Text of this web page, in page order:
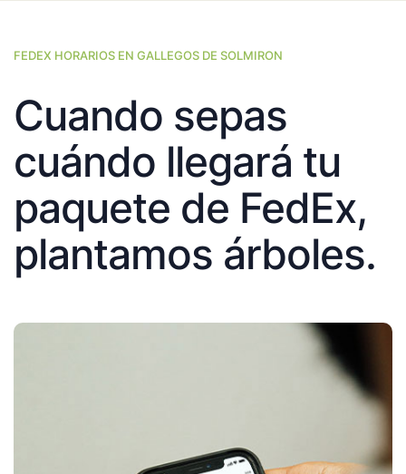
FEDEX HORARIOS EN GALLEGOS DE SOLMIRON
Cuando sepas
cuándo llegará tu
paquete de FedEx,
plantamos árboles.